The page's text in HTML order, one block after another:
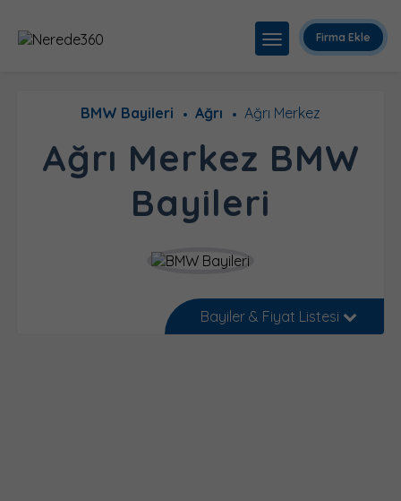
Firma Ekle
BMW Bayileri Ağrı Ağrı Merkez
Ağrı Merkez BMW
Bayileri
Bayiler & Fiyat Listesi